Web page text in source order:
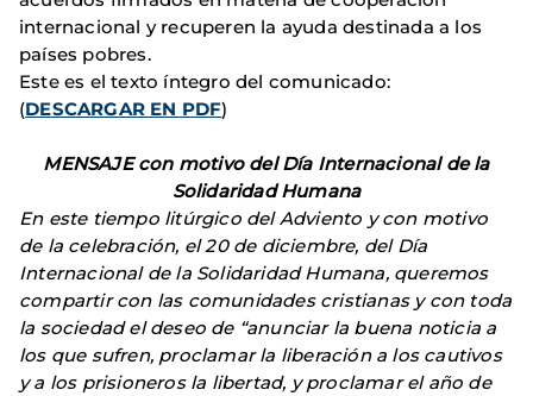
internacional y recuperen la ayuda destinada a los
países pobres.
Este es el texto íntegro del comunicado:
(DESCARGAR EN PDF)
MENSAJE con motivo del Día Internacional de la
Solidaridad Humana
En este tiempo litúrgico del Adviento y con motivo
de la celebración, el 20 de diciembre, del Día
Internacional de la Solidaridad Humana, queremos
compartir con las comunidades cristianas y con toda
la sociedad el deseo de “anunciar la buena noticia a
los que sufren, proclamar la liberación a los cautivos
y a los prisioneros la libertad, y proclamar el año de